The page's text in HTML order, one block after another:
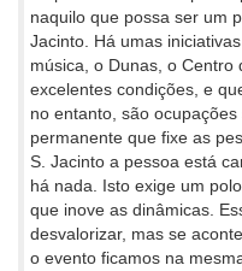
naquilo que possa ser um
Jacinto. Há umas
música, o Dunas, o Centro
excelentes condições, e
no entanto, são
permanente que fixe as
S. Jacinto a pessoa está
há nada. Isto exige um
que inove as dinâmicas.
desvalorizar, mas se
o evento ficamos na